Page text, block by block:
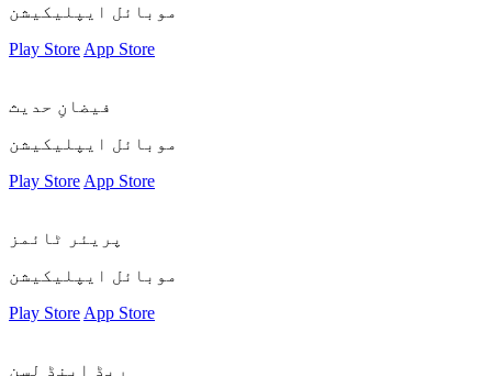
موبائل ایپلیکیشن
Play Store App Store
فیضانِ حدیث
موبائل ایپلیکیشن
Play Store App Store
پریئر ٹائمز
موبائل ایپلیکیشن
Play Store App Store
ریڈ اینڈ لسن